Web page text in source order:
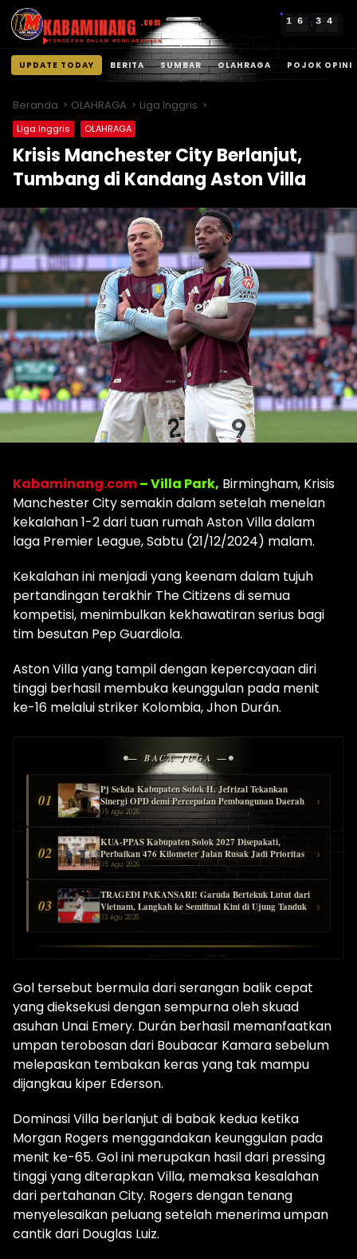
KABAMINANG .com
TERDEPAN DALAM MENGABARKAN
1 6 : 3 4
UPDATE TODAY BERITA SUMBAR OLAHRAGA POJOK OPINI
konten
Beranda OLAHRAGA Liga Inggris
Liga Inggris OLAHRAGA
Krisis Manchester City Berlanjut,
Tumbang di Kandang Aston Villa
Kabaminang.com– Villa Park, Birmingham, Krisis
Manchester City semakin dalam setelah menelan
kekalahan 1-2 dari tuan rumah Aston Villa dalam
laga Premier League, Sabtu (21/12/2024) malam.
Kekalahan ini menjadi yang keenam dalam tujuh
pertandingan terakhir The Citizens di semua
kompetisi, menimbulkan kekhawatiran serius bagi
tim besutan Pep Guardiola.
Aston Villa yang tampil dengan kepercayaan diri
tinggi berhasil membuka keunggulan pada menit
ke-16 melalui striker Kolombia, Jhon Durán.
— BACA JUGA —
01
Pj Sekda Kabupaten Solok H. Jefrizal Tekankan
Sinergi OPD demi Percepatan Pembangunan Daerah
05 Agu 2026
›
02
KUA-PPAS Kabupaten Solok 2027 Disepakati,
Perbaikan 476 Kilometer Jalan Rusak Jadi Prioritas
05 Agu 2026
›
03
TRAGEDI PAKANSARI! Garuda Bertekuk Lutut dari
Vietnam, Langkah ke Semifinal Kini di Ujung Tanduk
03 Agu 2026
›
Gol tersebut bermula dari serangan balik cepat
yang dieksekusi dengan sempurna oleh skuad
asuhan Unai Emery. Durán berhasil memanfaatkan
umpan terobosan dari Boubacar Kamara sebelum
melepaskan tembakan keras yang tak mampu
dijangkau kiper Ederson.
Dominasi Villa berlanjut di babak kedua ketika
Morgan Rogers menggandakan keunggulan pada
menit ke-65. Gol ini merupakan hasil dari pressing
tinggi yang diterapkan Villa, memaksa kesalahan
dari pertahanan City. Rogers dengan tenang
menyelesaikan peluang setelah menerima umpan
cantik dari Douglas Luiz.